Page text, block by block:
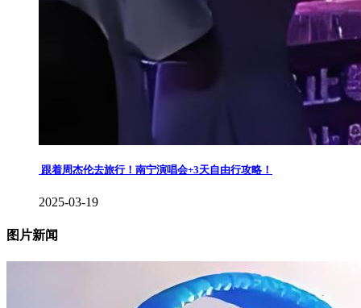
​ 跟着周杰伦去旅行！南宁演唱会+3天自由行攻略！
2025-03-19
图片新闻